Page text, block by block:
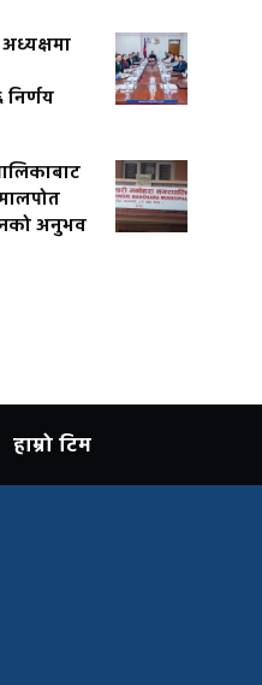
अध्यक्षमा
निर्णय
अनुभव
हाम्रो टिम